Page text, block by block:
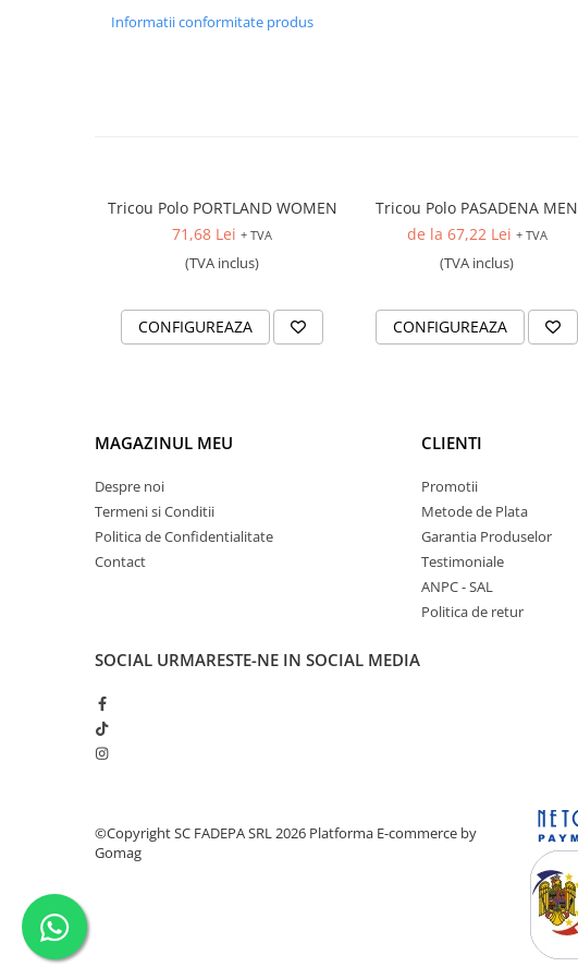
Folii si benzi reflectorizante
Echipamente de lucru si protectie
Informatii conformitate produs
Tricou Polo PORTLAND WOMEN
71,68 Lei + TVA
(TVA inclus)
CONFIGUREAZA
Tricou Polo PASADENA MEN
de la 67,22 Lei + TVA
(TVA inclus)
CONFIGUREAZA
MAGAZINUL MEU
Despre noi
Termeni si Conditii
Politica de Confidentialitate
Contact
CLIENTI
Promotii
Metode de Plata
Garantia Produselor
Testimoniale
ANPC - SAL
Politica de retur
SOCIAL URMARESTE-NE IN SOCIAL MEDIA
©Copyright SC FADEPA SRL 2026 Platforma E-commerce by
Gomag